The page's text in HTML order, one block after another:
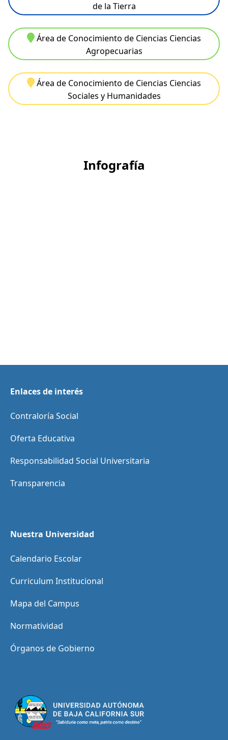
de la Tierra
Área de Conocimiento de Ciencias Ciencias
Agropecuarias
Área de Conocimiento de Ciencias Ciencias
Sociales y Humanidades
Infografía
Enlaces de interés
Contraloría Social
Oferta Educativa
Responsabilidad Social Universitaria
Transparencia
Nuestra Universidad
Calendario Escolar
Curriculum Institucional
Mapa del Campus
Normatividad
Órganos de Gobierno